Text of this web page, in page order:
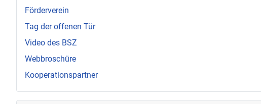
Förderverein
Tag der offenen Tür
Video des BSZ
Webbroschüre
Kooperationspartner